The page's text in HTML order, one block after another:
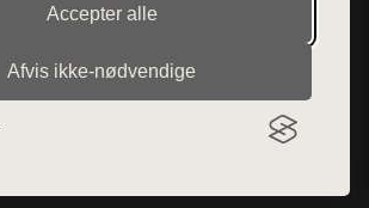
Accepter alle
Afvis ikke‑nødvendige
af want.dk, der udgiver en række
præsentation af forskellige produkter fra
Der sælges ikke varer fra denne side - vi
som sælger varen. Vi har heller ikke